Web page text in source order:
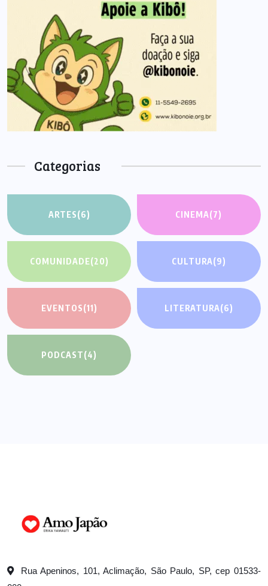
Categorias
ARTES(6) CINEMA(7)
COMUNIDADE(20) CULTURA(9)
EVENTOS(11) LITERATURA(6)
PODCAST(4)
Rua Apeninos, 101, Aclimação, São Paulo, SP, cep 01533-